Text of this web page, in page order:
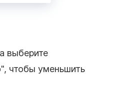
выберите
чтобы уменьшить